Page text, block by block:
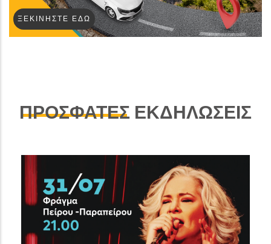
ΞΕΚΙΝΉΣΤΕ ΕΔΏ
ΠΡΟΣΦΑΤΕΣ ΕΚΔΗΛΩΣΕΙΣ